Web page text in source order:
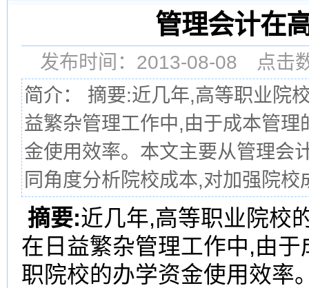
管理会计在
发布时间：2013-08-08 点
简介： 摘要:近几年,高等职业院
益繁杂管理工作中,由于成本管
金使用效率。本文主要从管理会
同角度分析院校成本,对加强院
摘要:近几年,高等职业院校
在日益繁杂管理工作中,由
职院校的办学资金使用效率